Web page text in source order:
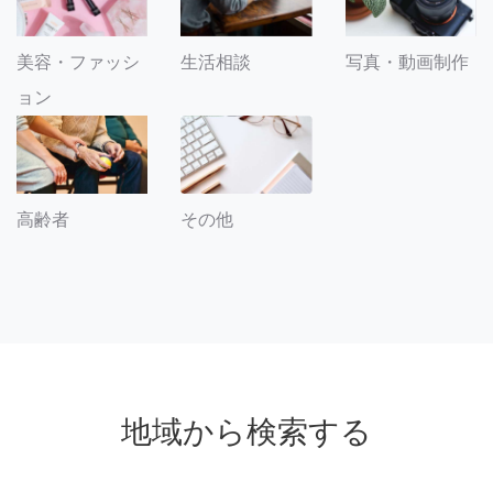
美容・ファッシ
ョン
生活相談 写真・動画制作
高齢者 その他
地域から検索する